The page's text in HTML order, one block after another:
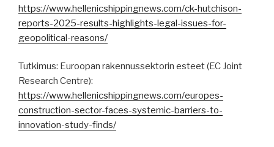
https://www.hellenicshippingnews.com/ck-hutchison-
reports-2025-results-highlights-legal-issues-for-
geopolitical-reasons/
Tutkimus: Euroopan rakennussektorin esteet (EC Joint
Research Centre):
https://www.hellenicshippingnews.com/europes-
construction-sector-faces-systemic-barriers-to-
innovation-study-finds/